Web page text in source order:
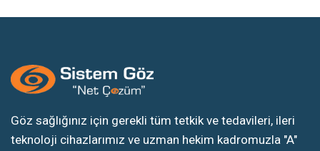
Göz sağlığınız için gerekli tüm tetkik ve tedavileri, ileri
teknoloji cihazlarımız ve uzman hekim kadromuzla "A"